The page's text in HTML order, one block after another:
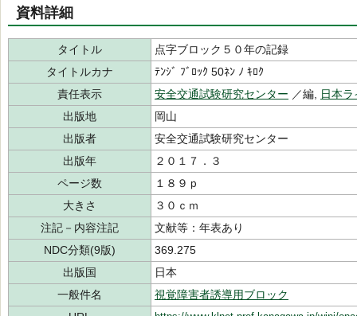
資料詳細
タイトル
点字ブロック５０年の記録
タイトルカナ
ﾃﾝｼﾞ ﾌﾞﾛｯｸ 50ﾈﾝ ﾉ ｷﾛｸ
責任表示
安全交通試験研究センター ／編,
日本
出版地
岡山
出版者
安全交通試験研究センター
出版年
２０１７．３
ページ数
１８９ｐ
大きさ
３０ｃｍ
注記－内容注記
文献等：年表あり
NDC分類(9版)
369.275
出版国
日本
一般件名
視覚障害者誘導用ブロック